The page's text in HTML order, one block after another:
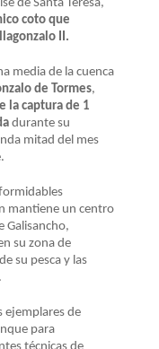
de Santa Teresa,
coto que
II.
media de la cuenca
de Tormes,
la captura de 1
durante su
mitad del mes
mantiene un centro
Galisancho,
su zona de
su pesca y las
ejemplares de
para